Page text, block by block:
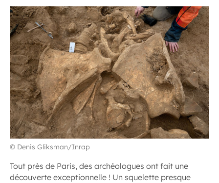
© Denis Gliksman/Inrap
Tout près de Paris, des archéologues ont fait une
découverte exceptionnelle ! Un squelette presque